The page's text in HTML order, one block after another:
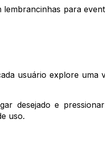
para
usuário explore uma
desejado e
uso.